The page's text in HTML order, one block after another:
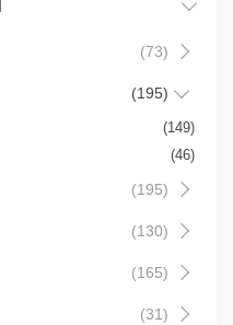
(73)
(195)
(149)
(46)
(195)
(130)
(165)
(31)